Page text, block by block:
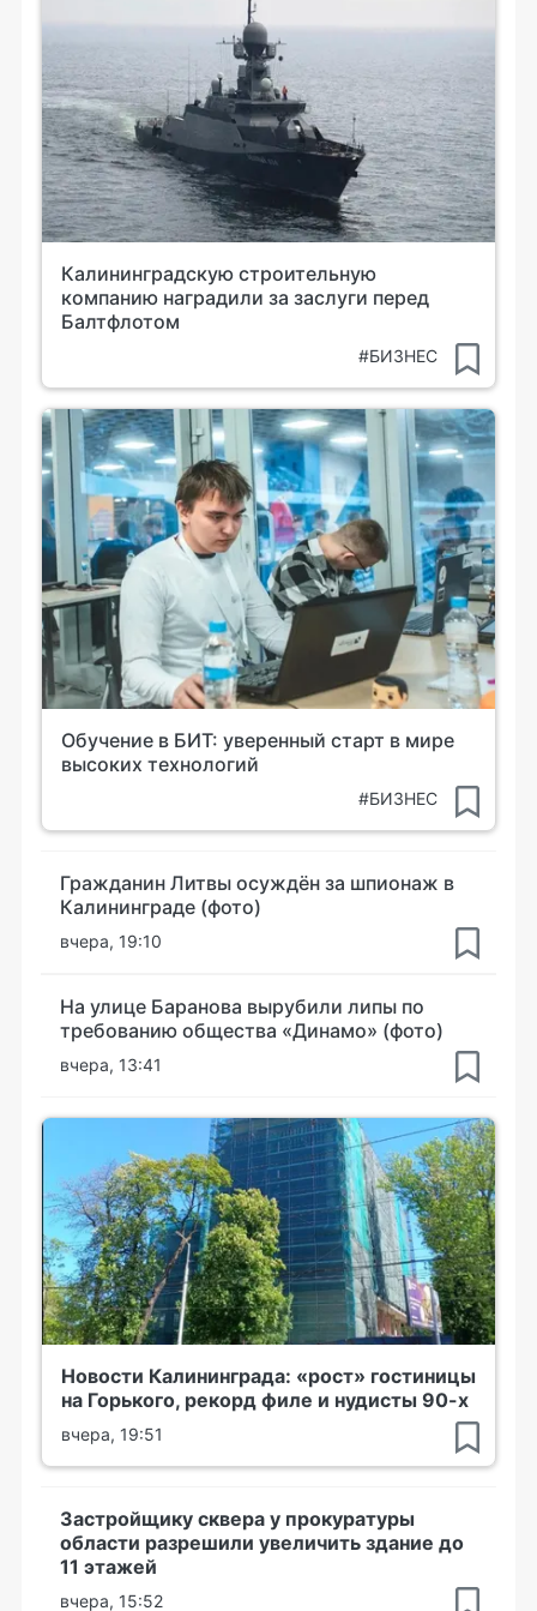
Калининградскую строительную
компанию наградили за заслуги перед
Балтфлотом
#БИЗНЕС
Обучение в БИТ: уверенный старт в мире
высоких технологий
#БИЗНЕС
Гражданин Литвы осуждён за шпионаж в
Калининграде (фото)
вчера, 19:10
На улице Баранова вырубили липы по
требованию общества «Динамо» (фото)
вчера, 13:41
Новости Калининграда: «рост» гостиницы
на Горького, рекорд филе и нудисты 90-х
вчера, 19:51
Застройщику сквера у прокуратуры
области разрешили увеличить здание до
11 этажей
вчера, 15:52